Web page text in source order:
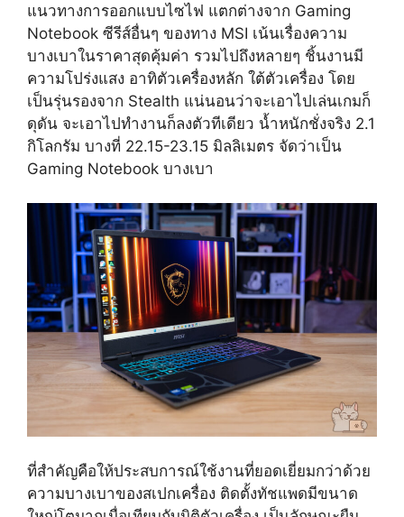
แนวทางการออกแบบไซไฟ แตกต่างจาก Gaming
Notebook ซีรีส์อื่นๆ ของทาง MSI เน้นเรื่องความ
บางเบาในราคาสุดคุ้มค่า รวมไปถึงหลายๆ ชิ้นงานมี
ความโปร่งแสง อาทิตัวเครื่องหลัก ใต้ตัวเครื่อง โดย
เป็นรุ่นรองจาก Stealth แน่นอนว่าจะเอาไปเล่นเกมก็
ดุดัน จะเอาไปทำงานก็ลงตัวทีเดียว น้ำหนักชั่งจริง 2.1
กิโลกรัม บางที่ 22.15-23.15 มิลลิเมตร จัดว่าเป็น
Gaming Notebook บางเบา
ที่สำคัญคือให้ประสบการณ์ใช้งานที่ยอดเยี่ยมกว่าด้วย
ความบางเบาของสเปกเครื่อง ติดตั้งทัชแพดมีขนาด